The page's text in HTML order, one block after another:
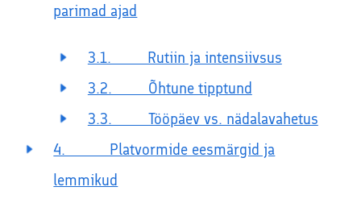
parimad ajad
3.1. Rutiin ja intensiivsus
3.2. Õhtune tipptund
3.3. Tööpäev vs. nädalavahetus
4. Platvormide eesmärgid ja
lemmikud